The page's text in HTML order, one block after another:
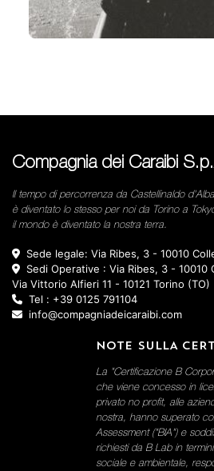
Compagnia dei Caraibi
Il tempo di percorrenza da Castellinaldo
è diventato lo stesso per noi da Torino a
il mondo è diventato la nostra terra.
Sede legale: Via Ribes, 3 - 10010
Sedi Operative : Via Ribes, 3 - 10010
Via Vittorio Alfieri 11 - 10121 Torino (TO)
Tel : +39 0125 791104
info@compagniadeicaraibi.com
NOTE SULLA
La "Certificazione B
che viene concesso in
privato no profit, alle
nostra, hanno superato
Assessment ("BIA") e
richiesti da B Lab in
sociale e ambientale,